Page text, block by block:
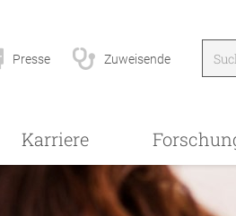
Presse Zuweisende
Karriere